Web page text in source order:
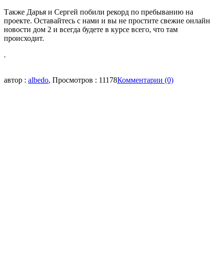
Также Дарья и Сергей побили рекорд по пребыванию на
проекте. Оставайтесь с нами и вы не простите свежие онлайн
новости дом 2 и всегда будете в курсе всего, что там
происходит.
.
автор : albedo, Просмотров : 11178Комментарии (0)